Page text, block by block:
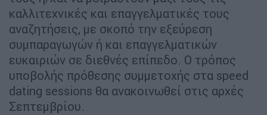
καλλιτεχνικές και επαγγελματικές τους
αναζητήσεις, με σκοπό την εξεύρεση
συμπαραγωγών ή και επαγγελματικών
ευκαιριών σε διεθνές επίπεδο. Ο τρόπος
υποβολής πρόθεσης συμμετοχής στα speed
dating sessions θα ανακοινωθεί στις αρχές
Σεπτεμβρίου.